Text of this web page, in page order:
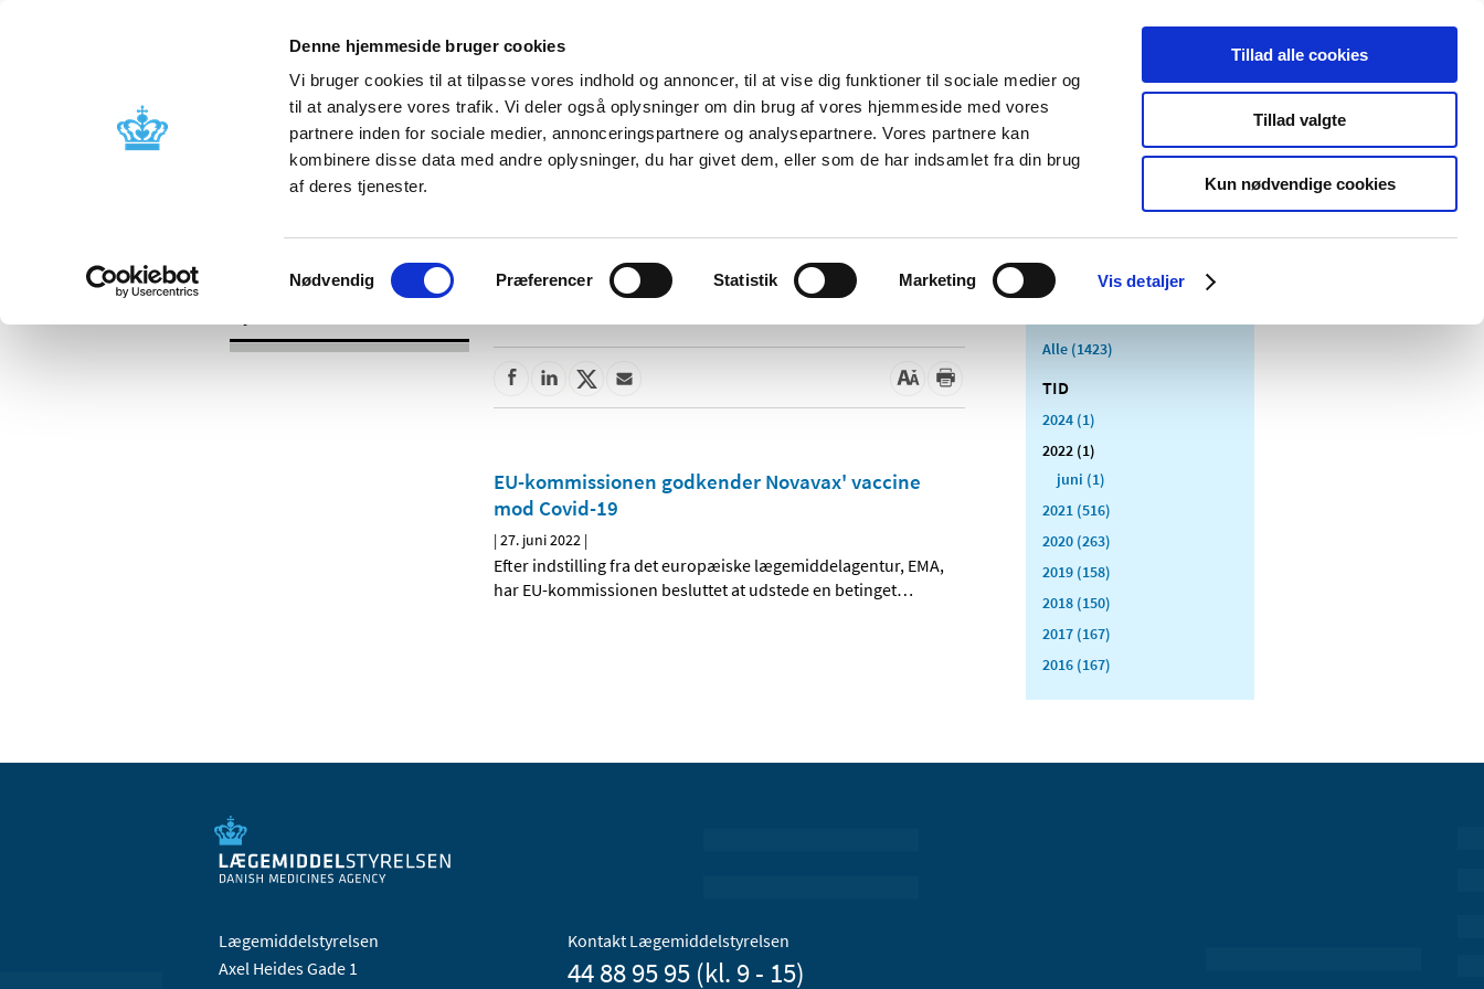
Denne hjemmeside bruger cookies
Vi bruger cookies til at tilpasse vores indhold og annoncer, til at vise dig funktioner til sociale medier og
til at analysere vores trafik. Vi deler også oplysninger om din brug af vores hjemmeside med vores
partnere inden for sociale medier, annonceringspartnere og analysepartnere. Vores partnere kan
kombinere disse data med andre oplysninger, du har givet dem, eller som de har indsamlet fra din brug
af deres tjenester.
Samtykkevalg
Nødvendig Præferencer Statistik Marketing Vis detaljer
Tillad alle cookies
Tillad valgte
Kun nødvendige cookies
Nyheder Om os Kontakt Udgivelser
Godkendelse og
Bivirkninger og
produktinformation
Tilskud og
Apoteker og salg af
Medicinsk
Særlige
produktområder
EU-kommissionen godkender Novavax' vaccine
mod Covid-19
|27. juni 2022 |
Efter indstilling fra det europæiske lægemiddelagentur, EMA,
har EU-kommissionen besluttet at udstede en betinget…
Alle (1423)
TID
2024 (1)
2022 (1)
juni (1)
2021 (516)
2020 (263)
2019 (158)
2018 (150)
2017 (167)
2016 (167)
Lægemiddelstyrelsen
Axel Heides Gade 1
Kontakt Lægemiddelstyrelsen
44 88 95 95 (kl. 9 - 15)